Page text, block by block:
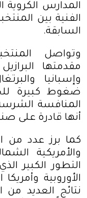
المدارس الكروية
الفنية بين
السابقة.
وتواصل
مقدمتها
وإسبانيا
ضغوط كبيرة
المنافسة
أنها قادرة على
كما برز عدد من
والأمريكية
التطور الكبير
الأوروبية
نتائج العديد